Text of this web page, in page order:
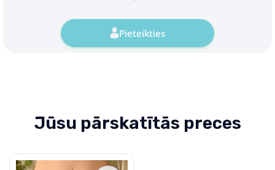
Pieteikties
Jūsu pārskatītās preces